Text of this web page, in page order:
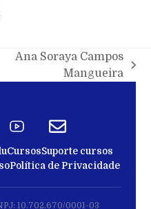
Ana Soraya Campos
Mangueira
CursosSuporte cursos
Política de Privacidade
10.702.670/0001-03